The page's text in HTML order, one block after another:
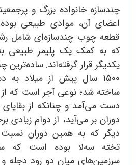
چندسازه خانواده بزرگ و
اعضای آن، موادی طبیعی
قطعه چوب چندسازه‌ای شامل
که به کمک یک پلیمر طبیعی به
یکدیگر قرار گرفته‌اند.
1500 سال پیش از میلاد
ساخته شد؛ نوعی آجر است که
دست می‌آمد و چنانکه از بقایای
دوران بر می‌آید، از دوام زیادی
دیگر که به همین دوران
تخته سه‌لا بوده است که
سرزمین‌های میان دو رود دجله و